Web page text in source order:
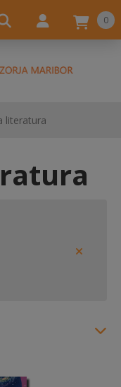
0
literatura